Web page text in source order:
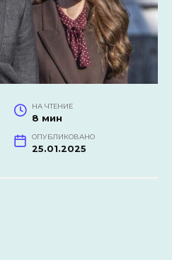
НА ЧТЕНИЕ
8 мин
ОПУБЛИКОВАНО
25.01.2025